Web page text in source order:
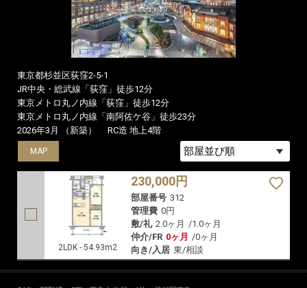
東京都杉並区荻窪2-5-1
JR中央・総武線「荻窪」徒歩12分
東京メトロ丸ノ内線「荻窪」徒歩12分
東京メトロ丸ノ内線「南阿佐ケ谷」徒歩23分
2026年3月 （新築）
RC造 地上4階
MAP
2LDK - 54.93m2
230,000円
部屋番号 312
管理費 0円
敷/礼 2.0ヶ月 /1.0ヶ月
仲介/FR 0ヶ月 /0ヶ月
向き/入居 東/相談